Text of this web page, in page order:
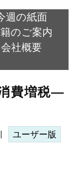
週の紙面
のご案内
会社概要
費増税―
ユーザー版